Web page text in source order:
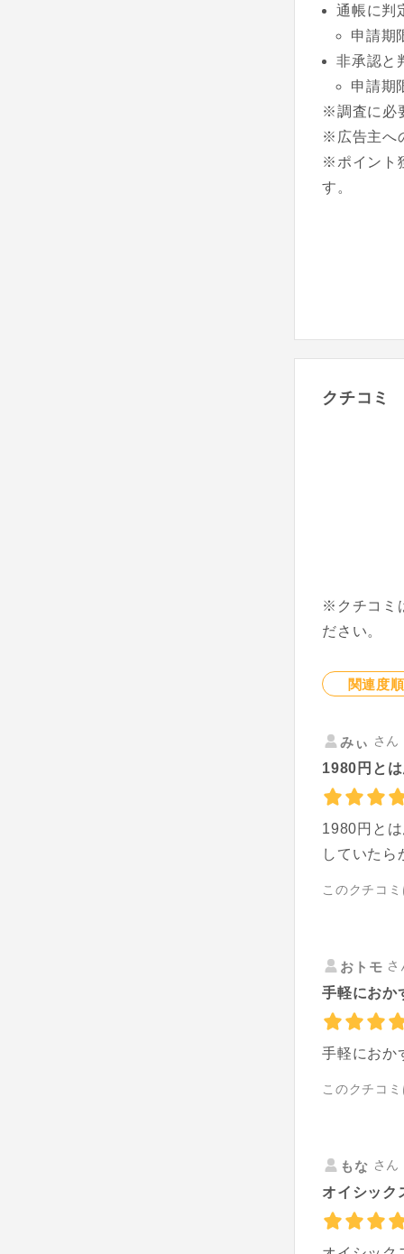
通帳に判
申請期
非承認と
申請期
※調査に必
※広告主へ
※ポイント
す。
クチコミ
※クチコミ
ださい。
関連度順
みぃ さ
1980円と
1980円と
していたら
このクチコ
おトモ
手軽におか
手軽におか
このクチコ
もな さ
オイシック